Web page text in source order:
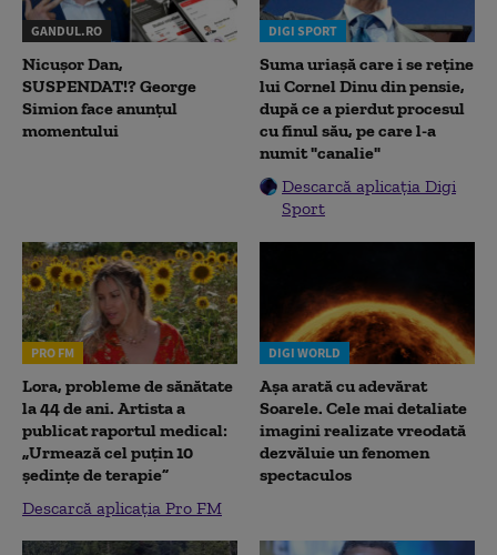
GANDUL.RO
Nicușor Dan,
SUSPENDAT!? George
Simion face anunțul
momentului
DIGI SPORT
Suma uriașă care i se reține
lui Cornel Dinu din pensie,
după ce a pierdut procesul
cu finul său, pe care l-a
numit "canalie"
Descarcă aplicația Digi
Sport
PRO FM
Lora, probleme de sănătate
la 44 de ani. Artista a
publicat raportul medical:
„Urmează cel puțin 10
ședințe de terapie”
Descarcă aplicația Pro FM
DIGI WORLD
Așa arată cu adevărat
Soarele. Cele mai detaliate
imagini realizate vreodată
dezvăluie un fenomen
spectaculos